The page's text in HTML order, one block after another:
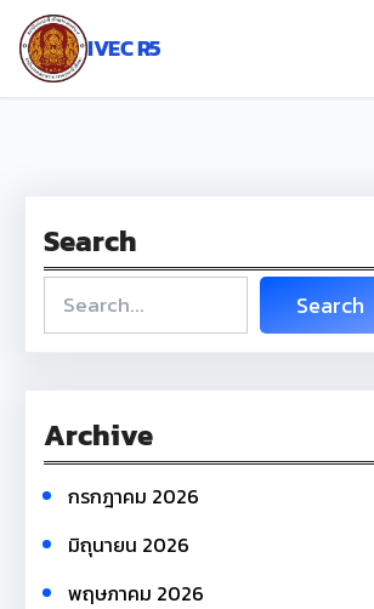
ข้าม
IVEC R5
Search
e
a
c
h
Search
Archive
กรกฎาคม 2026
มิถุนายน 2026
พฤษภาคม 2026